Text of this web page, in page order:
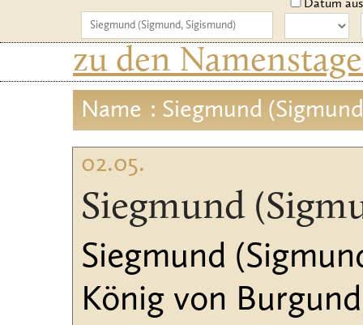
Datum
zu den
Name : Siegmund
02.05.
Siegmund
Siegmund
König von